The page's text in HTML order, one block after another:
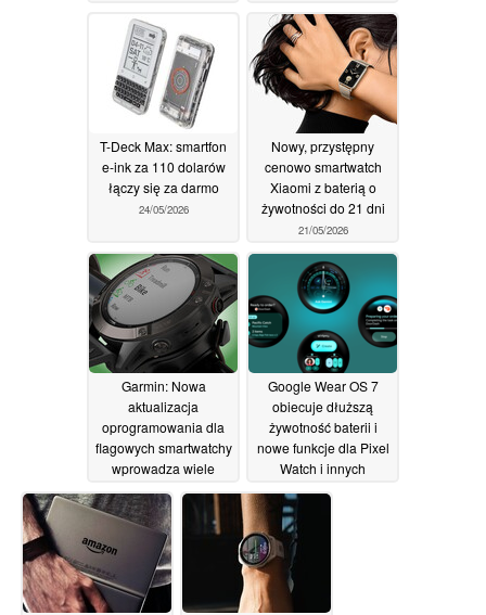
T-Deck Max: smartfon
e-ink za 110 dolarów
łączy się za darmo
24/05/2026
Nowy, przystępny
cenowo smartwatch
Xiaomi z baterią o
żywotności do 21 dni
21/05/2026
Garmin: Nowa
aktualizacja
oprogramowania dla
flagowych smartwatchy
wprowadza wiele
poprawek błędów i
ulepszeń20/05/2026
Google Wear OS 7
obiecuje dłuższą
żywotność baterii i
nowe funkcje dla Pixel
Watch i innych
urządzeń20/05/2026